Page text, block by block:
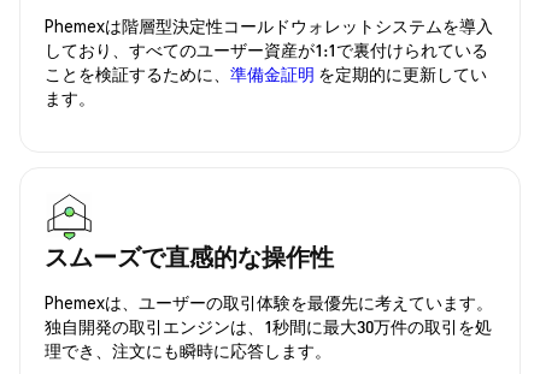
Phemexは階層型決定性コールドウォレットシステムを導入
しており、すべてのユーザー資産が1:1で裏付けられている
ことを検証するために、 準備金証明 を定期的に更新してい
ます。
スムーズで直感的な操作性
Phemexは、ユーザーの取引体験を最優先に考えています。
独自開発の取引エンジンは、1秒間に最大30万件の取引を処
理でき、注文にも瞬時に応答します。